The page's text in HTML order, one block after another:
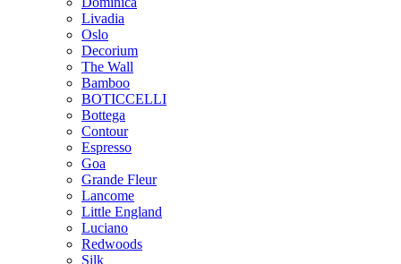
Livadia
Oslo
Decorium
The Wall
Bamboo
BOTICCELLI
Bottega
Contour
Espresso
Goa
Grande Fleur
Lancome
Little England
Luciano
Redwoods
Silk